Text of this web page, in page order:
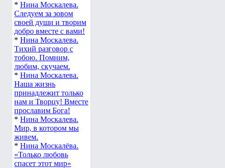
* Нина Москалева.
Следуем за зовом
своей души и творим
добро вместе с вами!
* Нина Москалева.
Тихий разговор с
тобою. Помним,
любим, скучаем.
* Нина Москалева.
Наша жизнь
принадлежит только
нам и Творцу! Вместе
прославим Бога!
* Нина Москалева.
Мир, в котором мы
живем.
* Нина Москалёва.
«Только любовь
спасет этот мир»